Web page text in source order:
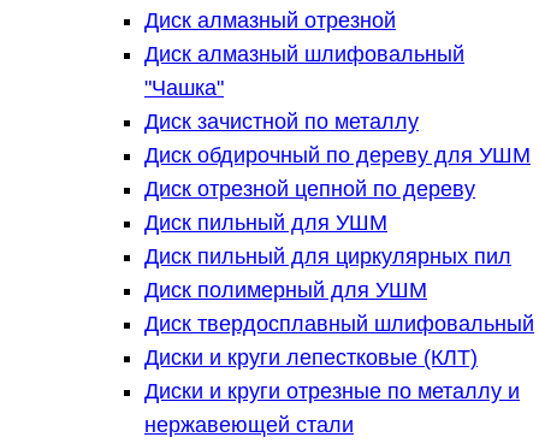
Диск алмазный отрезной
Диск алмазный шлифовальный
"Чашка"
Диск зачистной по металлу
Диск обдирочный по дереву для УШМ
Диск отрезной цепной по дереву
Диск пильный для УШМ
Диск пильный для циркулярных пил
Диск полимерный для УШМ
Диск твердосплавный шлифовальный
Диски и круги лепестковые (КЛТ)
Диски и круги отрезные по металлу и
нержавеющей стали